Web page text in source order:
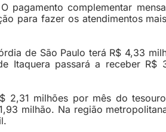
pagamento complementar
para fazer os atendimentos
de São Paulo terá R$ 4,33
Itaquera passará a receber R$
2,31 milhões por mês do
milhão. Na região